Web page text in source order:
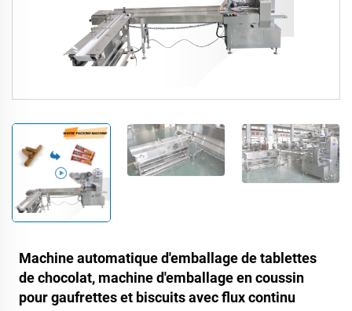
Machine automatique d'emballage de tablettes
de chocolat, machine d'emballage en coussin
pour gaufrettes et biscuits avec flux continu